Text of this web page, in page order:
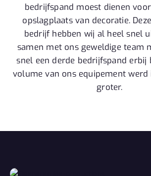
bedrijfspand moest dienen
opslagplaats van decoratie.
bedrijf hebben wij al heel snel
samen met ons geweldige team
snel een derde bedrijfspand erbij
volume van ons equipement werd
groter.